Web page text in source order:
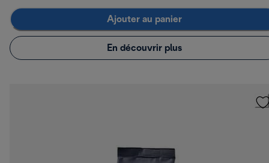
Ajouter au panier
En découvrir plus